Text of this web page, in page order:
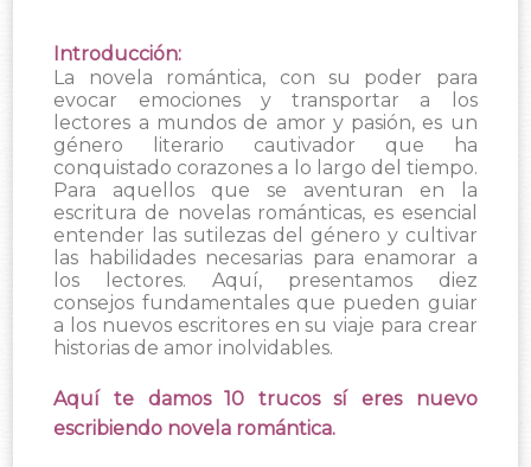
Introducción:
La novela romántica, con su poder para
evocar emociones y transportar a los
lectores a mundos de amor y pasión, es un
género literario cautivador que ha
conquistado corazones a lo largo del tiempo.
Para aquellos que se aventuran en la
escritura de novelas románticas, es esencial
entender las sutilezas del género y cultivar
las habilidades necesarias para enamorar a
los lectores. Aquí, presentamos diez
consejos fundamentales que pueden guiar
a los nuevos escritores en su viaje para crear
historias de amor inolvidables.
Aquí te damos 10 trucos sí eres nuevo
escribiendo novela romántica.